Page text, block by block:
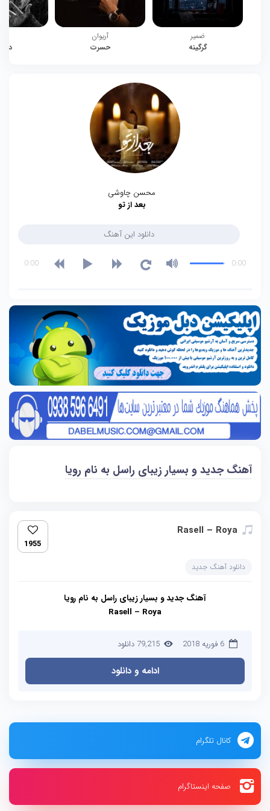
ضمیر
گرگینه
آریوان
حسرت
محسن چاوشی
بعد از تو
دانلود این آهنگ
0:00
0:00
آهنگ جدید و بسیار زیبای راسل به نام رویا
Rasell – Roya
1955
دانلود آهنگ جدید
آهنگ جدید و بسیار زیبای راسل به نام رویا
Rasell – Roya
6 فوریه 2018 79,215 دانلود
ادامه و دانلود
کانال تلگرام
صفحه اینستاگرام